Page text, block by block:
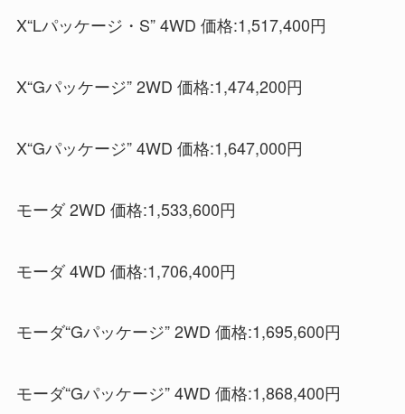
X“Lパッケージ・S” 4WD 価格:1,517,400円
X“Gパッケージ” 2WD 価格:1,474,200円
X“Gパッケージ” 4WD 価格:1,647,000円
モーダ 2WD 価格:1,533,600円
モーダ 4WD 価格:1,706,400円
モーダ“Gパッケージ” 2WD 価格:1,695,600円
モーダ“Gパッケージ” 4WD 価格:1,868,400円